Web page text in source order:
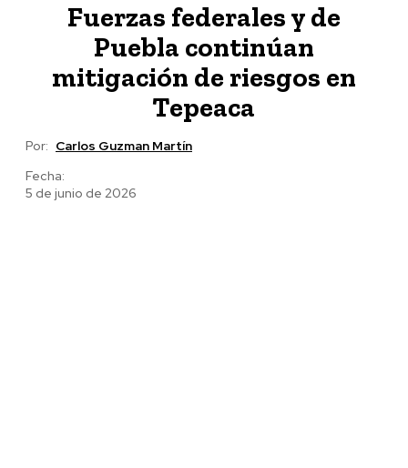
Fuerzas federales y de
Puebla continúan
mitigación de riesgos en
Tepeaca
Por: Carlos Guzman Martín
Fecha:
5 de junio de 2026